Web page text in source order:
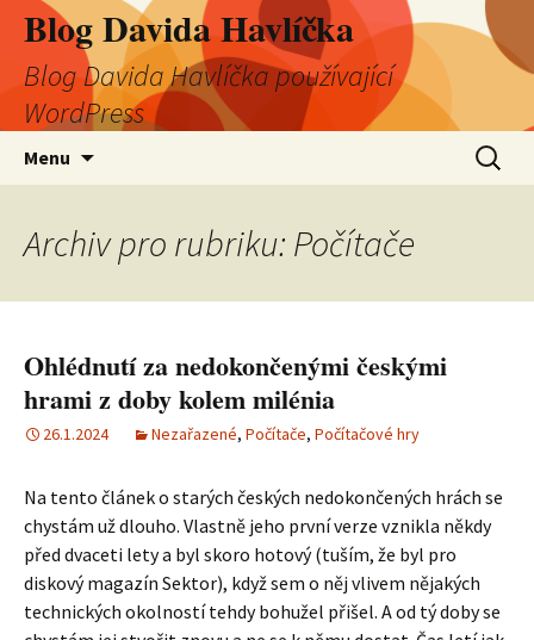
Blog Davida Havlíčka
Blog Davida Havlíčka používající
WordPress
Menu
webu
Archiv pro rubriku: Počítače
Ohlédnutí za nedokončenými českými
hrami z doby kolem milénia
26.1.2024 Nezařazené, Počítače, Počítačové hry
Na tento článek o starých českých nedokončených hrách se
chystám už dlouho. Vlastně jeho první verze vznikla někdy
před dvaceti lety a byl skoro hotový (tuším, že byl pro
diskový magazín Sektor), když sem o něj vlivem nějakých
technických okolností tehdy bohužel přišel. A od tý doby se